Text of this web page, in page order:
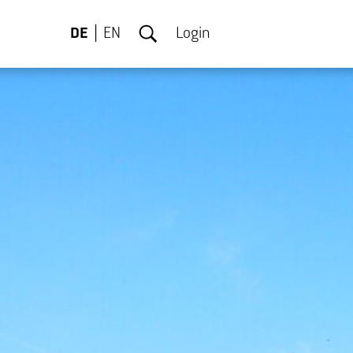
DE EN Login